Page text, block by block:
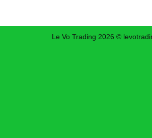
Le Vo Trading 2026 ©